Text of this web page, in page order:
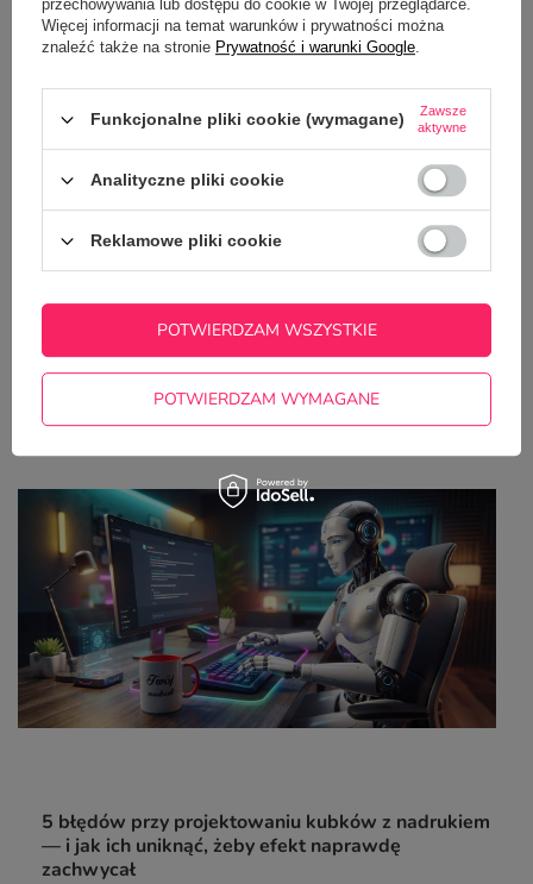
Okrągła podkładka pod kubek z MDF-u z Twoim
nadrukiem
8,99 zł / szt.
35,00 zł
Z NASZEGO BLOGA
Jak przygotować projekt na kubek z pomocą
5 błędów przy projektowaniu kubków z nadrukiem
— i jak ich uniknąć, żeby efekt naprawdę
zachwycał
przechowywania lub dostępu do cookie w Twojej przeglądarce.
Więcej informacji na temat warunków i prywatności można
znaleźć także na stronie Prywatność i warunki Google.
Funkcjonalne pliki cookie (wymagane)
Zawsze
aktywne
Analityczne pliki cookie
Reklamowe pliki cookie
POTWIERDZAM WYMAGANE
POTWIERDZAM WSZYSTKIE